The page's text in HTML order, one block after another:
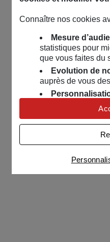
Connaître nos cookies
Mesure
statistiques pour
que vous faites du
Evolution de
auprès de vous
nous servons de
contenus et
Univers
nos partenaires
publicités
Connaître notre politique
partenaires